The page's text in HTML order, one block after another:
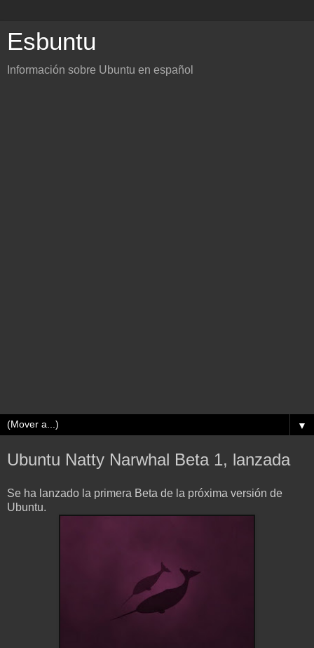
Esbuntu
Información sobre Ubuntu en español
▼
Ubuntu Natty Narwhal Beta 1, lanzada
Se ha lanzado la primera Beta de la próxima versión de
Ubuntu.